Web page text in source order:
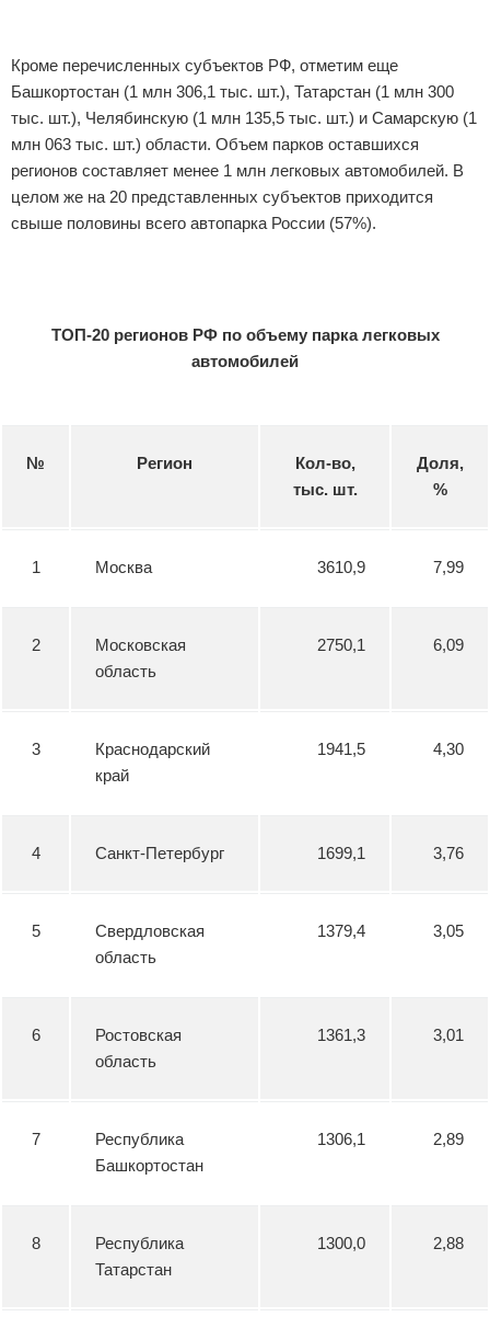
Кроме перечисленных субъектов РФ, отметим еще
Башкортостан (1 млн 306,1 тыс. шт.), Татарстан (1 млн 300
тыс. шт.), Челябинскую (1 млн 135,5 тыс. шт.) и Самарскую (1
млн 063 тыс. шт.) области. Объем парков оставшихся
регионов составляет менее 1 млн легковых автомобилей. В
целом же на 20 представленных субъектов приходится
свыше половины всего автопарка России (57%).
ТОП-20 регионов РФ по объему парка легковых
автомобилей
№ Регион
Кол-во,
тыс. шт.
Доля,
%
1 Москва 3610,9 7,99
2
Московская
область
2750,1 6,09
3
Краснодарский
край
1941,5 4,30
4 Санкт-Петербург 1699,1 3,76
5
Свердловская
область
1379,4 3,05
6
Ростовская
область
1361,3 3,01
7
Республика
Башкортостан
1306,1 2,89
8
Республика
Татарстан
1300,0 2,88